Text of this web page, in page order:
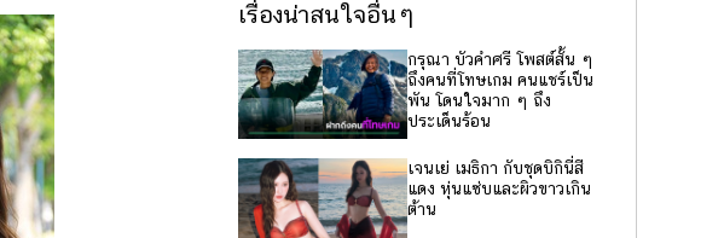
เรื่องน่าสนใจอื่นๆ
กรุณา บัวคำศรี โพสต์สั้น ๆ
ถึงคนที่โทษเกม คนแชร์เป็น
พัน โดนใจมาก ๆ ถึง
ประเด็นร้อน
เจนเย่ เมธิกา กับชุดบิกินี่สี
แดง หุ่นแซ่บและผิวขาวเกิน
ต้าน